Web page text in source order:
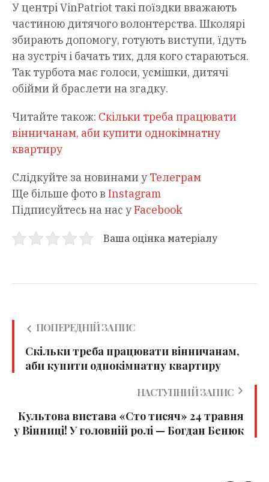
У центрі VinPatriot такі поїздки вважають
частиною дитячого волонтерства. Школярі
збирають допомогу, готують виступи, їдуть
на зустріч і бачать тих, для кого стараються.
Так турбота має голоси, усмішки, дитячі
обійми й браслети на згадку.
Читайте також: Скільки треба працювати
вінничанам, аби купити однокімнатну
квартиру
Слідкуйте за новинами у Телеграм
Ще більше фото в Instagram
Підписуйтесь на нас уFacebook
Ваша оцінка матеріалу
ПОПЕРЕДНІЙ ЗАПИС
Скільки треба працювати вінничанам,
аби купити однокімнатну квартиру
НАСТУПНИЙ ЗАПИС
Культова вистава «Сто тисяч» 24 травня
у Вінниці! У головній ролі — Богдан Бенюк